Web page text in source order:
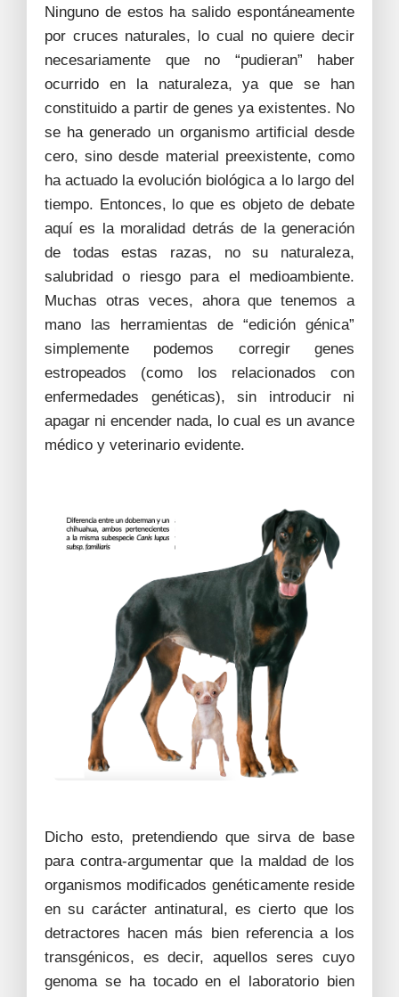
Ninguno de estos ha salido espontáneamente
por cruces naturales, lo cual no quiere decir
necesariamente que no “pudieran” haber
ocurrido en la naturaleza, ya que se han
constituido a partir de genes ya existentes. No
se ha generado un organismo artificial desde
cero, sino desde material preexistente, como
ha actuado la evolución biológica a lo largo del
tiempo. Entonces, lo que es objeto de debate
aquí es la moralidad detrás de la generación
de todas estas razas, no su naturaleza,
salubridad o riesgo para el medioambiente.
Muchas otras veces, ahora que tenemos a
mano las herramientas de “edición génica”
simplemente podemos corregir genes
estropeados (como los relacionados con
enfermedades genéticas), sin introducir ni
apagar ni encender nada, lo cual es un avance
médico y veterinario evidente.
Dicho esto, pretendiendo que sirva de base
para contra-argumentar que la maldad de los
organismos modificados genéticamente reside
en su carácter antinatural, es cierto que los
detractores hacen más bien referencia a los
transgénicos, es decir, aquellos seres cuyo
genoma se ha tocado en el laboratorio bien